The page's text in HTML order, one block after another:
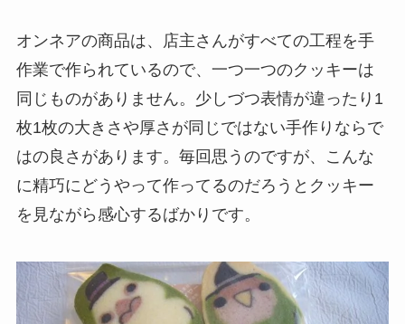
オンネアの商品は、店主さんがすべての工程を手
作業で作られているので、一つ一つのクッキーは
同じものがありません。少しづつ表情が違ったり1
枚1枚の大きさや厚さが同じではない手作りならで
はの良さがあります。毎回思うのですが、こんな
に精巧にどうやって作ってるのだろうとクッキー
を見ながら感心するばかりです。